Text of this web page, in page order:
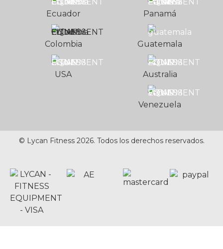
Ecuador
Colombia
USA
Panamá
Guatemala
Australia
Venezuela
© Lycan Fitness 2026. Todos los derechos reservados.